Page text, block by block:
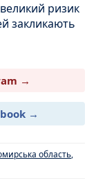
ризик
закликають
→
→
область,